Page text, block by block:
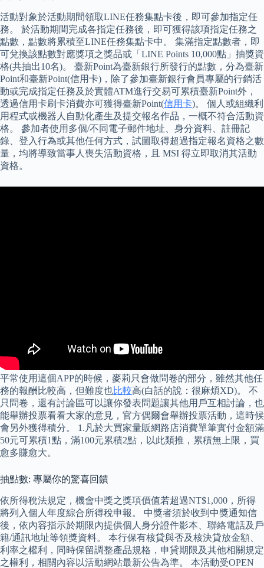
活動對象於活動期間領取LINE任務集點卡後，即可參加指定任
務。 於活動期間完成各指定任務後，即可獲得該項指定任務之
點數，點數將累積至LINE任務集點卡中。 集滿指定點數者，即
可兌換該點數對應獎項之獎品或「LINE Points 10,000點」抽獎資
格(共抽出10名)。 臺新Point為臺新銀行所發行的點數，分為臺新
Point和臺新Point(信用卡)，除了參加臺新銀行會員專屬的行銷活
動或完成指定任務及於實體ATM進行交易可累積臺新Point外，
透過信用卡刷卡消費亦可獲得臺新Point(信用卡)。 個人或組織利
用程式或機器人自動化產生及提交報名作品，一概不符合活動資
格。 參加者使用多個/不同電子郵件地址、身分資料、註冊記
錄、登入行為或其他任何方式，試圖取得超過指定報名資格之數
量，均將導致當事人喪失活動資格，且 MSI 得立即取消其活動
資格。
平常使用這個APP的時候，麥莉只會做問卷的部分，雖然其他任
務的報酬比較高，但難度也比較高(白話的說：很麻煩XD)。 不
只問卷，還有討論區可以讓你發表問題讓其他用戶互相討論，也
能舉辦投票看看大家的意見，官方偶爾會舉辦投票活動，這時候
會另外獲得積分。 1.凡於大買家量販網路店消費單筆實付金額滿
50元可累積1點，滿100元累積2點，以此類推，累積無上限，買
愈多賺愈大。
抽點數: 專屬你的驚喜回饋
依所得稅法規定，機會中獎之獎項價值若超過NT$1,000，所得
將列入個人年度綜合所得稅申報。 中獎者須於收到中獎通知信
後，依內容指示於期限內提供個人身分證件影本、聯絡電話及戶
籍/通訊地址等領獎資料。 本行保有核貸與否及核決貸放金額、
利率之權利，同時保留調整產品規格，申貸期限及其他相關規定
之權利，相關內容以活動網站最新公告為準。 本活動受OPEN